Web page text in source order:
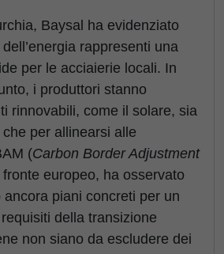
Baysal ha evidenziato
rappresenti una
per le acciaierie locali. In
i produttori stanno
rinnovabili, come il solare, sia
per allinearsi alle
(Carbon Border Adjustment
europeo, ha osservato
piani concreti per un
della transizione
non siano da escludere dei